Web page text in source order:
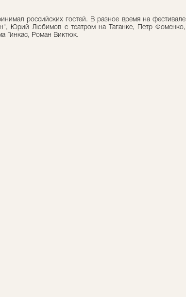
российских гостей. В разное время на фестивале
Юрий Любимов с театром на Таганке, Петр Фоменко,
Гинкас, Роман Виктюк.